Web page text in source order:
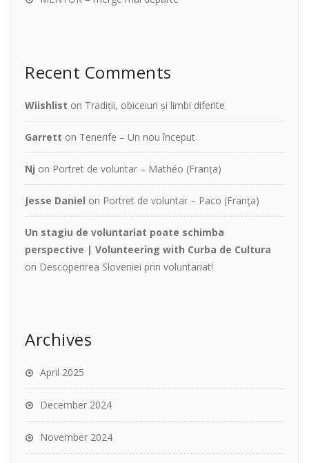
Recent Comments
Wiishlist on Tradiții, obiceiuri și limbi diferite
Garrett on Tenerife – Un nou început
Nj on Portret de voluntar – Mathéo (Franța)
Jesse Daniel on Portret de voluntar – Paco (Franţa)
Un stagiu de voluntariat poate schimba
perspective | Volunteering with Curba de Cultura
on Descoperirea Sloveniei prin voluntariat!
Archives
April 2025
December 2024
November 2024